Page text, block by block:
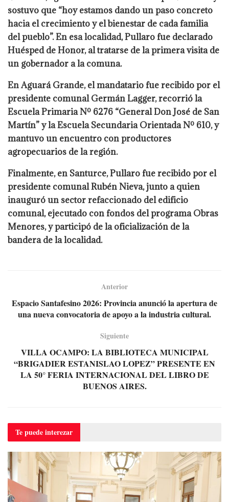
sostuvo que “hoy estamos dando un paso concreto
hacia el crecimiento y el bienestar de cada familia
del pueblo”. En esa localidad, Pullaro fue declarado
Huésped de Honor, al tratarse de la primera visita de
un gobernador a la comuna.
En Aguará Grande, el mandatario fue recibido por el
presidente comunal Germán Lagger, recorrió la
Escuela Primaria Nº 6276 “General Don José de San
Martín” y la Escuela Secundaria Orientada Nº 610, y
mantuvo un encuentro con productores
agropecuarios de la región.
Finalmente, en Santurce, Pullaro fue recibido por el
presidente comunal Rubén Nieva, junto a quien
inauguró un sector refaccionado del edificio
comunal, ejecutado con fondos del programa Obras
Menores, y participó de la oficialización de la
bandera de la localidad.
Anterior
Espacio Santafesino 2026: Provincia anunció la apertura de
una nueva convocatoria de apoyo a la industria cultural.
Siguiente
VILLA OCAMPO: LA BIBLIOTECA MUNICIPAL
“BRIGADIER ESTANISLAO LOPEZ” PRESENTE EN
LA 50° FERIA INTERNACIONAL DEL LIBRO DE
BUENOS AIRES.
Te puedeinterezar